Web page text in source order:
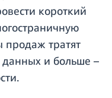
короткий
продаж тратят
и больше –